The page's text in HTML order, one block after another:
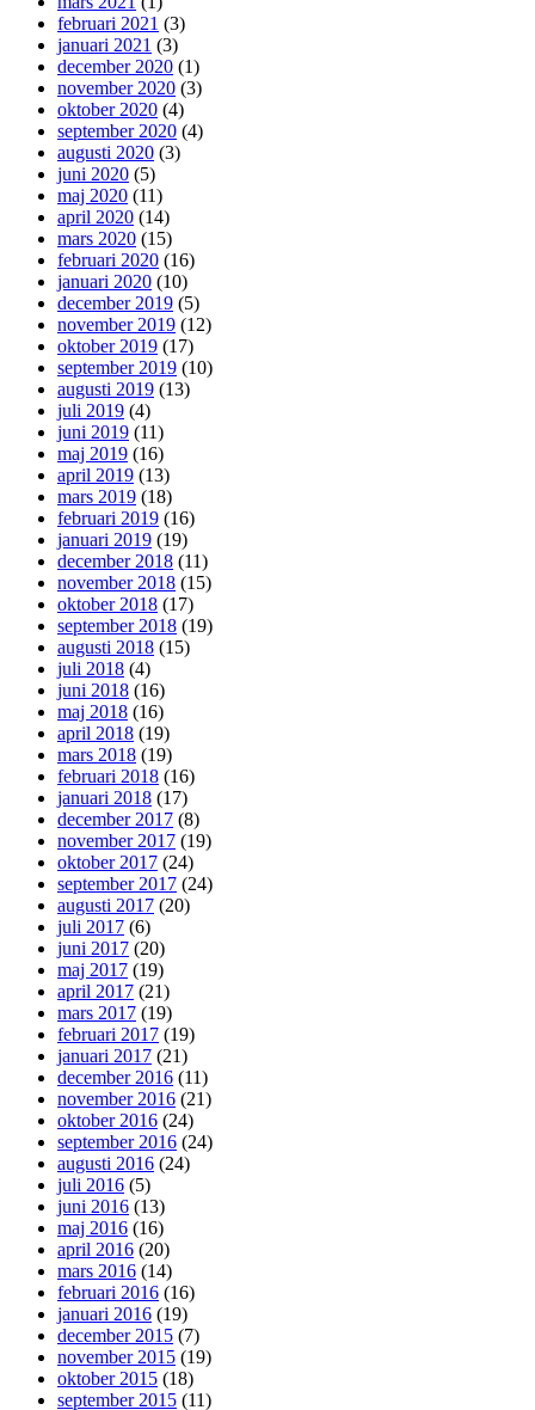
februari 2021 (3)
januari 2021 (3)
december 2020 (1)
november 2020 (3)
oktober 2020 (4)
september 2020 (4)
augusti 2020 (3)
juni 2020 (5)
maj 2020 (11)
april 2020 (14)
mars 2020 (15)
februari 2020 (16)
januari 2020 (10)
december 2019 (5)
november 2019 (12)
oktober 2019 (17)
september 2019 (10)
augusti 2019 (13)
juli 2019 (4)
juni 2019 (11)
maj 2019 (16)
april 2019 (13)
mars 2019 (18)
februari 2019 (16)
januari 2019 (19)
december 2018 (11)
november 2018 (15)
oktober 2018 (17)
september 2018 (19)
augusti 2018 (15)
juli 2018 (4)
juni 2018 (16)
maj 2018 (16)
april 2018 (19)
mars 2018 (19)
februari 2018 (16)
januari 2018 (17)
december 2017 (8)
november 2017 (19)
oktober 2017 (24)
september 2017 (24)
augusti 2017 (20)
juli 2017 (6)
juni 2017 (20)
maj 2017 (19)
april 2017 (21)
mars 2017 (19)
februari 2017 (19)
januari 2017 (21)
december 2016 (11)
november 2016 (21)
oktober 2016 (24)
september 2016 (24)
augusti 2016 (24)
juli 2016 (5)
juni 2016 (13)
maj 2016 (16)
april 2016 (20)
mars 2016 (14)
februari 2016 (16)
januari 2016 (19)
december 2015 (7)
november 2015 (19)
oktober 2015 (18)
september 2015 (11)